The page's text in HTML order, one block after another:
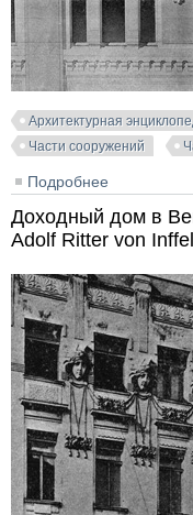
Архитектурная
Части сооружений
Подробнее
Доходный дом в
Adolf Ritter von